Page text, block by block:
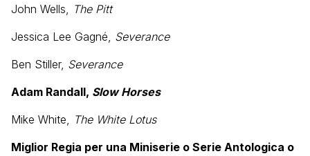
John Wells, The Pitt
Jessica Lee Gagné, Severance
Ben Stiller, Severance
Adam Randall, Slow Horses
Mike White, The White Lotus
Miglior Regia per una Miniserie o Serie Antologica o